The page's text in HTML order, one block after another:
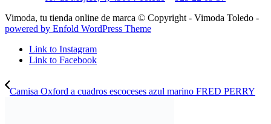
Vimoda, tu tienda online de marca © Copyright - Vimoda Toledo -
powered by Enfold WordPress Theme
Link to Instagram
Link to Facebook
Camisa Oxford a cuadros escoceses azul marino FRED PERRY